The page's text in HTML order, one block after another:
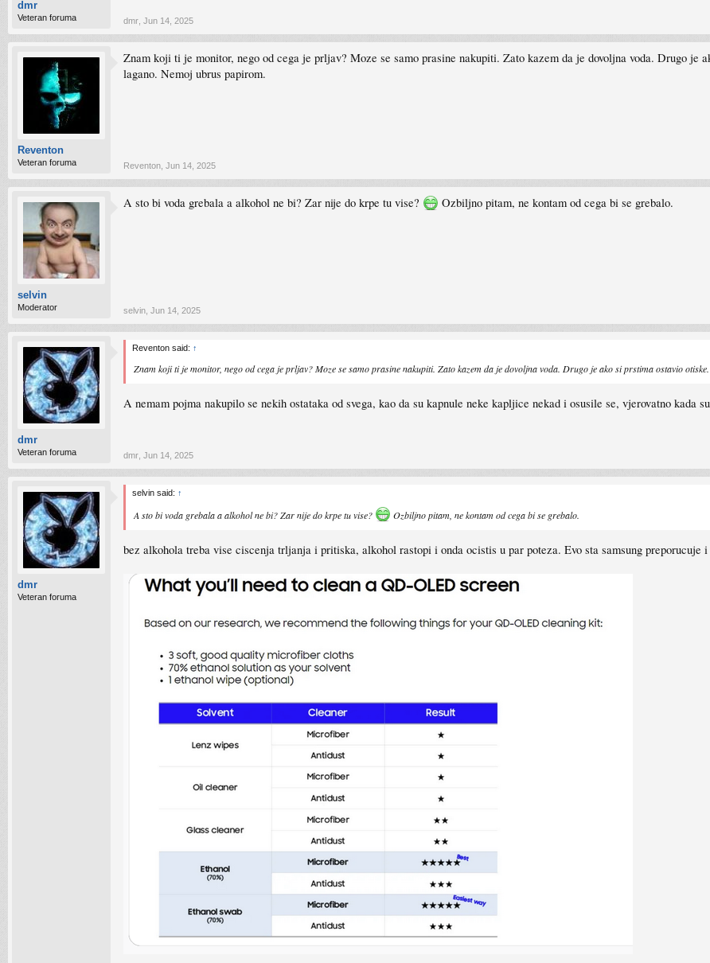
dmr
Veteran foruma dmr Jun 14, 2025
Reventon
Veteran foruma
Znam koji ti je monitor, nego od cega je prljav? Moze se samo prasine nakupiti. Zato kazem da je dovoljna voda. Drugo
lagano. Nemoj ubrus papirom.
Reventon Jun 14, 2025
selvin
Moderator
A sto bi voda grebala a alkohol ne bi? Zar nije do krpe tu vise? Ozbiljno pitam, ne kontam od cega bi se grebalo.
selvin Jun 14, 2025
dmr
Veteran foruma
Reventon said: ↑
Znam koji ti je monitor, nego od cega je prljav? Moze se samo prasine nakupiti. Zato kazem da je dovoljna voda. Drugo je ako si prstima ostavio
A nemam pojma nakupilo se nekih ostataka od svega, kao da su kapnule neke kapljice nekad i osusile se, vjerovatno kada
dmr Jun 14, 2025
dmr
Veteran foruma
selvin said: ↑
A sto bi voda grebala a alkohol ne bi? Zar nije do krpe tu vise? Ozbiljno pitam, ne kontam od cega bi se grebalo.
bez alkohola treba vise ciscenja trljanja i pritiska, alkohol rastopi i onda ocistis u par poteza. Evo sta samsung